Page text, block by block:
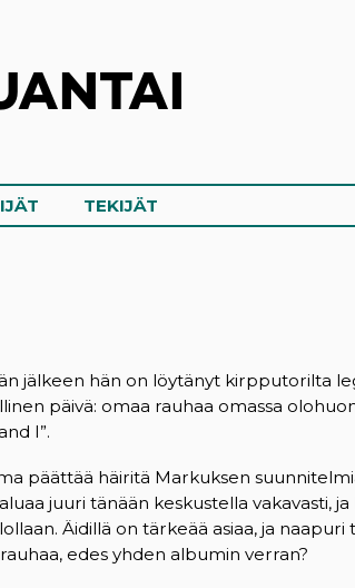
TEKIJÄT
jälkeen hän on löytänyt kirpputorilta
päivä: omaa rauhaa omassa
I”.
päättää häiritä Markuksen
juuri tänään keskustella vakavasti,
Äidillä on tärkeää asiaa, ja
edes yhden albumin verran?